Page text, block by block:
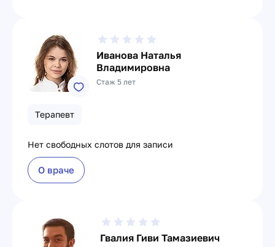
Иванова Наталья
Владимировна
Стаж 5 лет
Терапевт
Нет свободных слотов для записи
О враче
Гвалия Гиви Тамазиевич